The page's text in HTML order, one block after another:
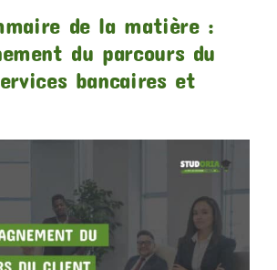
de la matière :
du parcours du
bancaires et